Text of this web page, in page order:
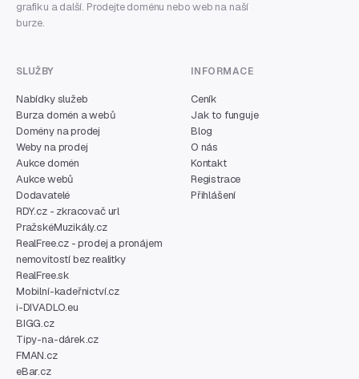
grafiku a další. Prodejte doménu nebo web na naší
burze.
SLUŽBY
Nabídky služeb
Burza domén a webů
Domény na prodej
Weby na prodej
Aukce domén
Aukce webů
Dodavatelé
RDY.cz - zkracovač url
PražskéMuzikály.cz
RealFree.cz - prodej a pronájem
nemovitostí bez realitky
RealFree.sk
Mobilní-kadeřnictví.cz
i-DIVADLO.eu
BIGG.cz
Tipy-na-dárek.cz
FMAN.cz
eBar.cz
INFORMACE
Ceník
Jak to funguje
Blog
O nás
Kontakt
Registrace
Přihlášení